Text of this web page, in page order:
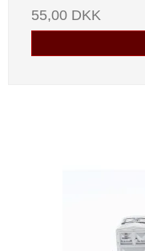
55,00 DKK